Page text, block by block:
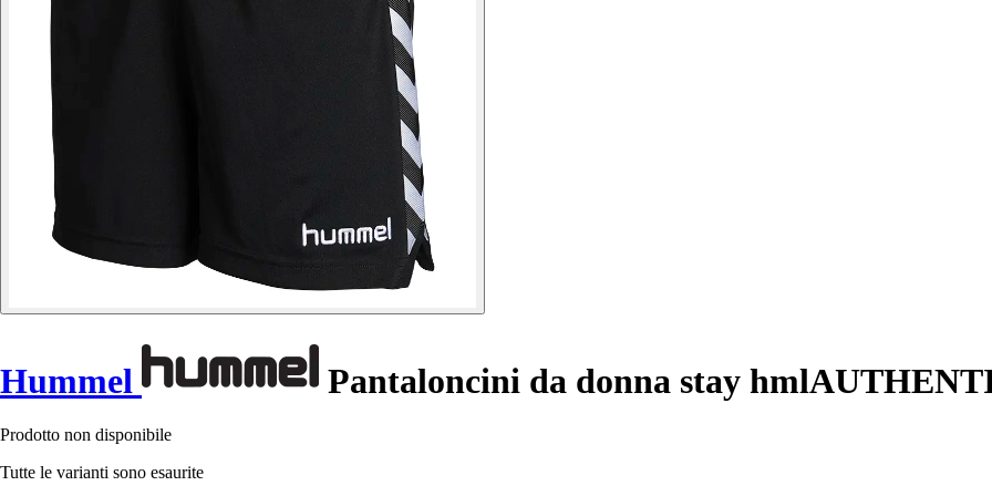
Hummel Pantaloncini da donna stay
Prodotto non disponibile
Tutte le varianti sono esaurite